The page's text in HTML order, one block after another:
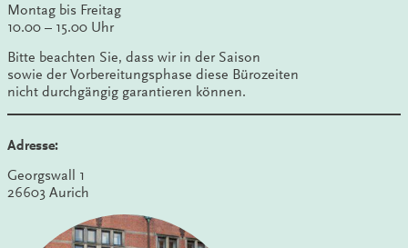
Montag bis Freitag
10.00 – 15.00 Uhr
Bitte beachten Sie, dass wir in der Saison
sowie der Vorbereitungsphase diese Bürozeiten
nicht durchgängig garantieren können.
Adresse:
Georgswall 1
26603 Aurich